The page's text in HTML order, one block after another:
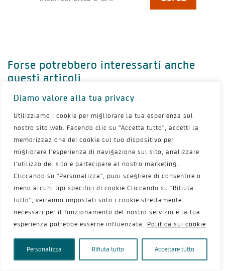
Diamo valore alla tua privacy
Utilizziamo i cookie per migliorare la tua esperienza sul
nostro sito web. Facendo clic su "Accetta tutto", accetti la
memorizzazione dei cookie sul tuo dispositivo per
migliorare l'esperienza di navigazione sul sito, analizzare
l'utilizzo del sito e partecipare al nostro marketing.
Cliccando su "Personalizza", puoi scegliere di consentire o
meno alcuni tipi specifici di cookie Cliccando su "Rifiuta
tutto", verranno impostati solo i cookie strettamente
necessari per il funzionamento del nostro servizio e la tua
esperienza potrebbe esserne influenzata. Politica sui cookie
Personalizza Rifiuta tutto Accettare tutto
Forse potrebbero interessarti anche
questi articoli
Dispareunia e tumore al seno:
perché l’accoppiata è
frequente